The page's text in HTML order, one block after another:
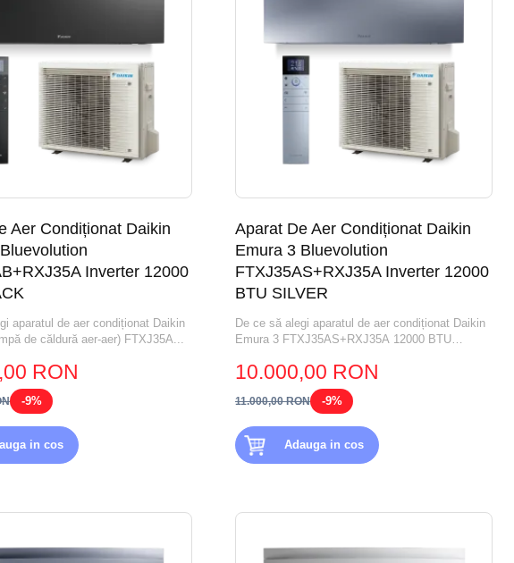
Aer Condiționat Daikin
Inverter 12000
aparatul de aer condiționat Daikin
de căldură aer-aer) FTXJ35A...
RON
-9%
in cos
Aparat De Aer Condiționat Daikin
Emura 3 Bluevolution
FTXJ35AS+RXJ35A Inverter 12000
BTU SILVER
De ce să alegi aparatul de aer condiționat Daikin
Emura 3 FTXJ35AS+RXJ35A 12000 BTU
10.000,00 RON
11.000,00 RON -9%
Adauga in cos